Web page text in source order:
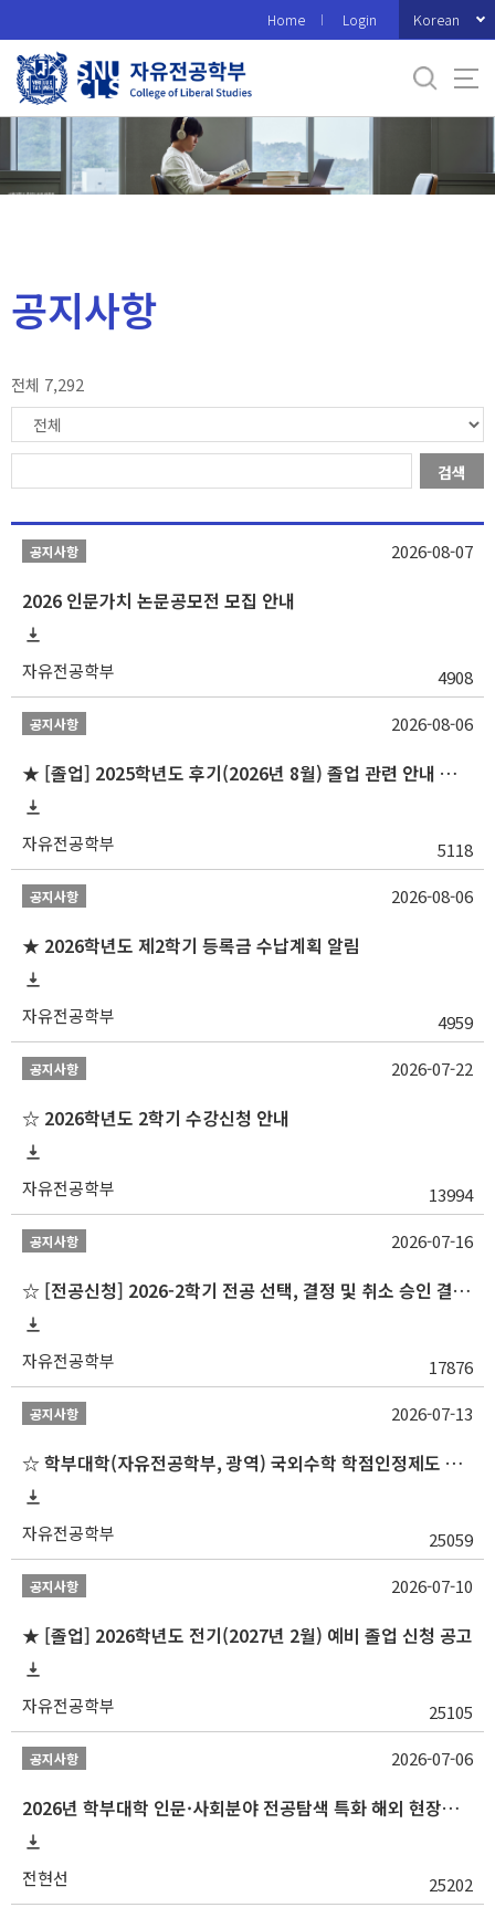
로
메
Home Login Korean
공지사항
전체 7,292
검색
공지사항
2026 인문가치 논문공모전 모집 안내
자유전공학부 4908
2026-08-07
공지사항
★ [졸업] 2025학년도 후기(2026년 8월) 졸업 관련 안내 및 확정자 명단 공지
자유전공학부 5118
2026-08-06
공지사항
★ 2026학년도 제2학기 등록금 수납계획 알림
자유전공학부 4959
2026-08-06
공지사항
☆ 2026학년도 2학기 수강신청 안내
자유전공학부 13994
2026-07-22
공지사항
☆ [전공신청] 2026-2학기 전공 선택, 결정 및 취소 승인 결과 알림(심화전공 포함)
자유전공학부 17876
2026-07-16
공지사항
☆ 학부대학(자유전공학부, 광역) 국외수학 학점인정제도 변경 안내(2027-1학기 파견학생부터)
자유전공학부 25059
2026-07-13
공지사항
★ [졸업] 2026학년도 전기(2027년 2월) 예비 졸업 신청 공고
자유전공학부 25105
2026-07-10
공지사항
2026년 학부대학 인문·사회분야 전공탐색 특화 해외 현장학습 프로그램(중국) 모집 안내
전현선 25202
2026-07-06